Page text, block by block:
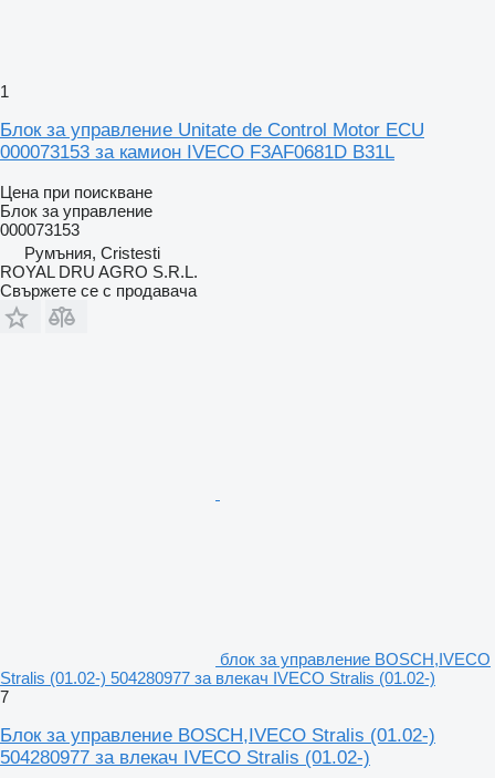
1
Блок за управление Unitate de Control Motor ECU
000073153 за камион IVECO F3AF0681D B31L
Цена при поискване
Блок за управление
000073153
Румъния, Cristesti
ROYAL DRU AGRO S.R.L.
Свържете се с продавача
блок за управление BOSCH,IVECO
Stralis (01.02-) 504280977 за влекач IVECO Stralis (01.02-)
7
Блок за управление BOSCH,IVECO Stralis (01.02-)
504280977 за влекач IVECO Stralis (01.02-)